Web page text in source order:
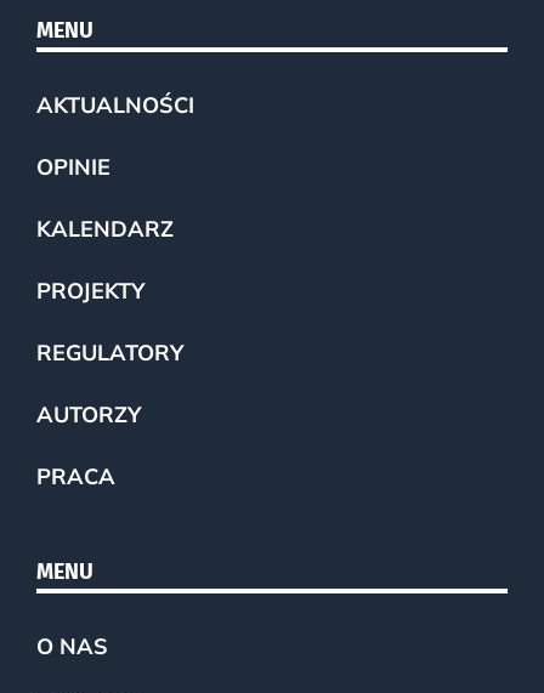
MENU
AKTUALNOŚCI
OPINIE
KALENDARZ
PROJEKTY
REGULATORY
AUTORZY
PRACA
MENU
O NAS